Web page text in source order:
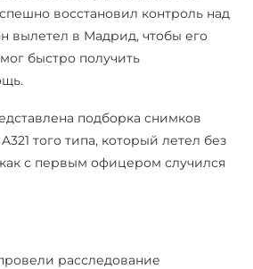
восстановил контроль над
вылетел в Мадрид, чтобы его
быстро получить
подборка снимков
того типа, который летел без
с первым офицером случился
расследование